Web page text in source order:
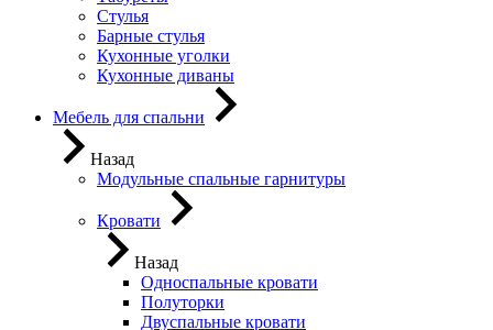
Стулья
Барные стулья
Кухонные уголки
Кухонные диваны
Мебель для спальни
Назад
Модульные спальные гарнитуры
Кровати
Назад
Односпальные кровати
Полуторки
Двуспальные кровати